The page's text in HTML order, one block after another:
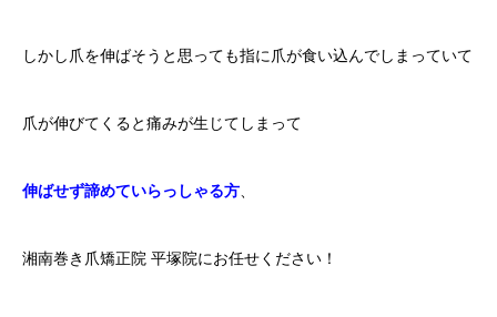
しかし爪を伸ばそうと思っても指に爪が食い込んでしまっていて
爪が伸びてくると痛みが生じてしまって
伸ばせず諦めていらっしゃる方、
湘南巻き爪矯正院 平塚院にお任せください！